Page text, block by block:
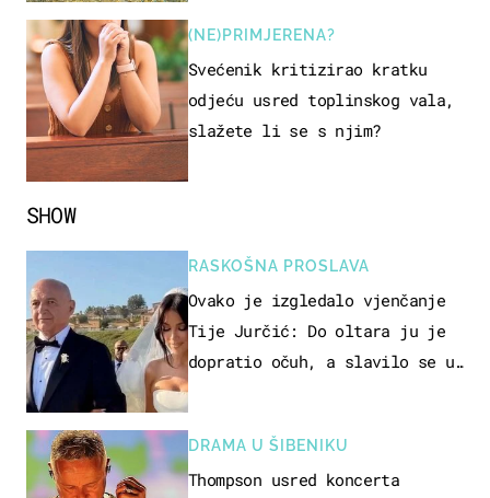
SHOW
RASKOŠNA PROSLAVA
Ovako je izgledalo vjenčanje
Tije Jurčić: Do oltara ju je
dopratio očuh, a slavilo se uz
DRAMA U ŠIBENIKU
Thompson usred koncerta
(NE)PRIMJERENA?
Svećenik kritizirao kratku
odjeću usred toplinskog vala,
slažete li se s njim?